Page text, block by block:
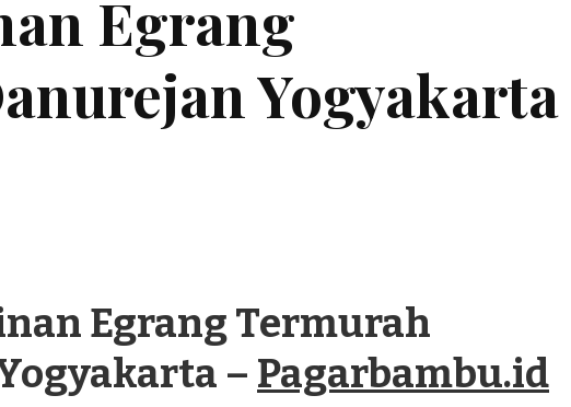
Egrang
Yogyakarta
Egrang Termurah
– Pagarbambu.id